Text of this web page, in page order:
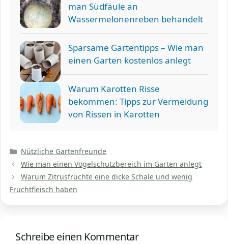
man Südfäule an
Wassermelonenreben behandelt
Sparsame Gartentipps – Wie man
einen Garten kostenlos anlegt
Warum Karotten Risse
bekommen: Tipps zur Vermeidung
von Rissen in Karotten
Kategorien
Nützliche Gartenfreunde
Wie man einen Vogelschutzbereich im Garten anlegt
Warum Zitrusfrüchte eine dicke Schale und wenig
Fruchtfleisch haben
Schreibe einen Kommentar